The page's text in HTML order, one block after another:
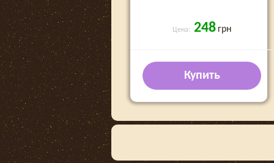
Цена: 248 грн
Купить